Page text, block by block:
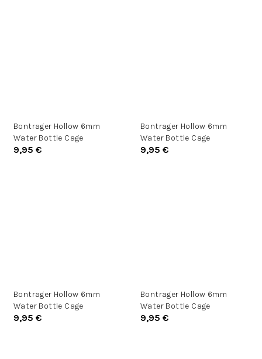
Bontrager Hollow 6mm
Water Bottle Cage
9,95 €
Bontrager Hollow 6mm
Water Bottle Cage
9,95 €
Bontrager Hollow 6mm
Water Bottle Cage
9,95 €
Bontrager Hollow 6mm
Water Bottle Cage
9,95 €